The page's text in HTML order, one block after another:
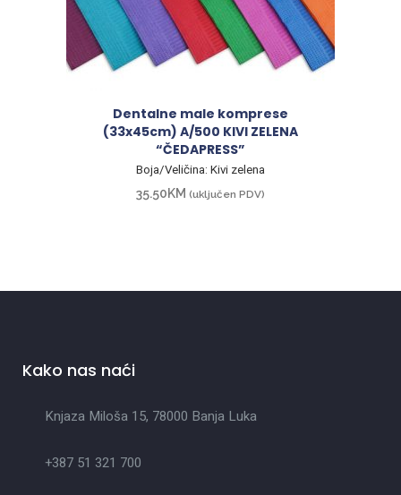
Dentalne male komprese
(33x45cm) A/500 KIVI ZELENA
“ČEDAPRESS”
Boja/Veličina: Kivi zelena
35.50KM (uključen PDV)
Kako nas naći
Knjaza Miloša 15, 78000 Banja Luka
+387 51 321 700